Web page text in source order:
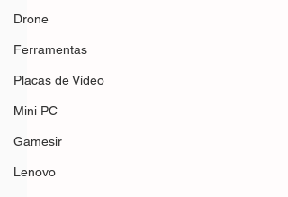
Drone
Ferramentas
Placas de Vídeo
Mini PC
Gamesir
Lenovo